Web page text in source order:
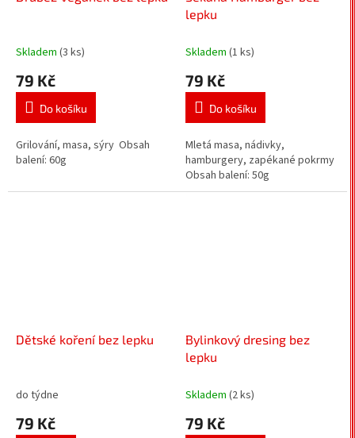
Skladem (3 ks)
79 Kč
Do košíku
Grilování, masa, sýry Obsah
balení: 60g
lepku
Skladem (1 ks)
79 Kč
Do košíku
Mletá masa, nádivky,
hamburgery, zapékané pokrmy
Obsah balení: 50g
Dětské koření bez lepku
do týdne
79 Kč
Bylinkový dresing bez
lepku
Skladem (2 ks)
79 Kč